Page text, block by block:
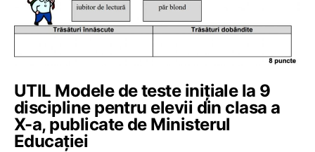
UTIL Modele de teste inițiale la 9
discipline pentru elevii din clasa a
X-a, publicate de Ministerul
Educației